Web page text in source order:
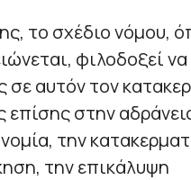
το σχέδιο νόμου,
φιλοδοξεί να
σε αυτόν τον
στην
την
την επικάλυψη